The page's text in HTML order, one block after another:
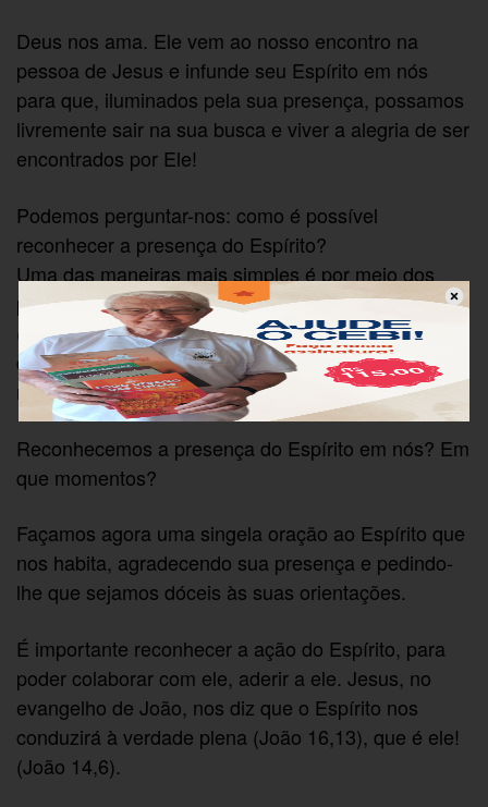
Deus nos ama. Ele vem ao nosso encontro na
pessoa de Jesus e infunde seu Espírito em nós
para que, iluminados pela sua presença, possamos
livremente sair na sua busca e viver a alegria de ser
encontrados por Ele!
Podemos perguntar-nos: como é possível
reconhecer a presença do Espírito?
Uma das maneiras mais simples é por meio dos
presentes que ele nos dá, e um deles é a alegria
(Gálatas 5,22). Por isso, é que o evangelho nos diz
que “ao verem de novo a estrela, os magos ficaram
radiantes de alegria”.
Reconhecemos a presença do Espírito em nós? Em
que momentos?
Façamos agora uma singela oração ao Espírito que
nos habita, agradecendo sua presença e pedindo-
lhe que sejamos dóceis às suas orientações.
É importante reconhecer a ação do Espírito, para
poder colaborar com ele, aderir a ele. Jesus, no
evangelho de João, nos diz que o Espírito nos
conduzirá à verdade plena (João 16,13), que é ele!
(João 14,6).